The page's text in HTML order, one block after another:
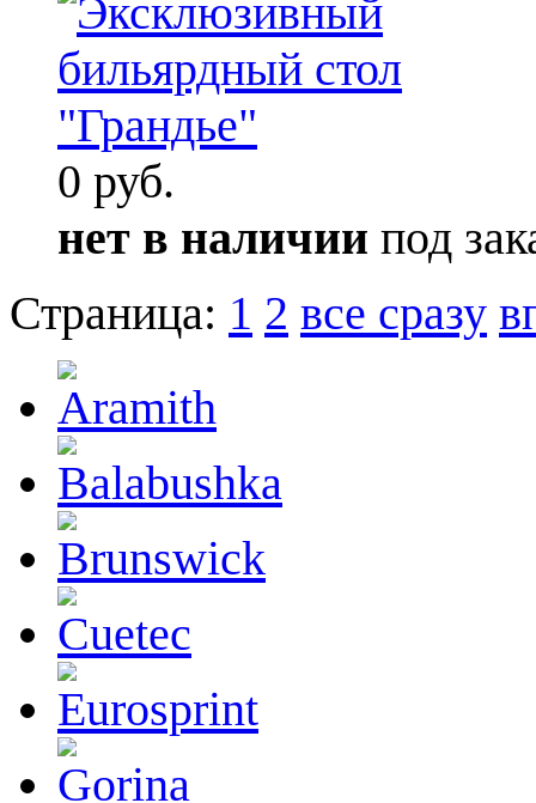
0 руб.
нет в наличии под
Страница: 1 2 все сразу